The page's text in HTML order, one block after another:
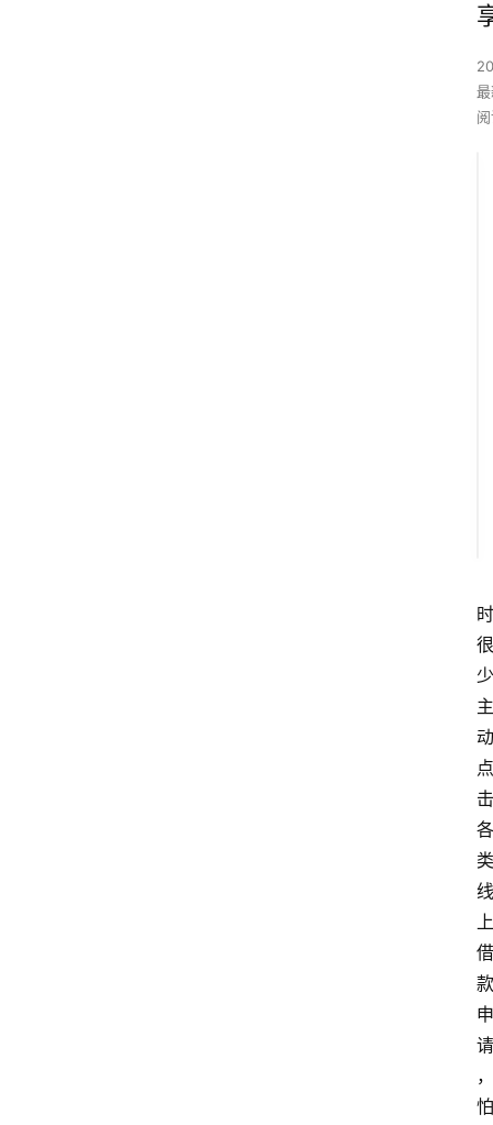
时
很
少
主
动
点
击
各
类
线
上
借
款
申
请
，
怕